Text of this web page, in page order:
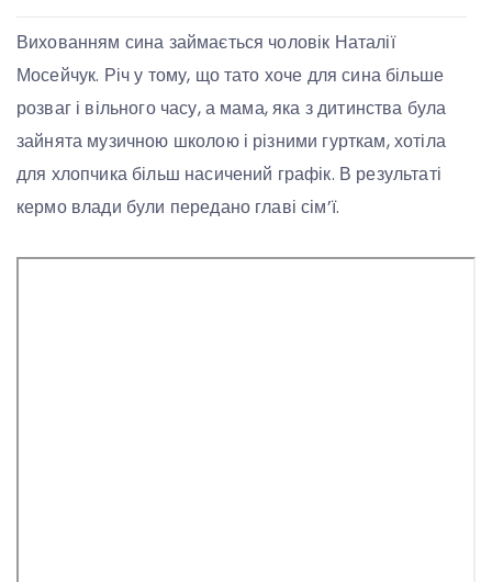
Вихованням сина займається чоловік Наталії
Мосейчук. Річ у тому, що тато хоче для сина більше
розваг і вільного часу, а мама, яка з дитинства була
зайнята музичною школою і різними гурткам, хотіла
для хлопчика більш насичений графік. В результаті
кермо влади були передано главі сім’ї.